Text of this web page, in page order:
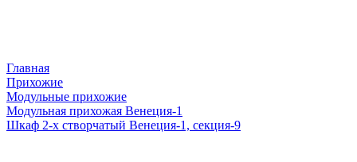
Главная
Прихожие
Модульные прихожие
Модульная прихожая Венеция-1
Шкаф 2-х створчатый Венеция-1, секция-9